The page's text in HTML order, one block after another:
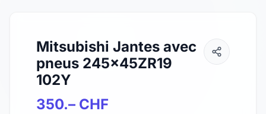
Mitsubishi Jantes avec
pneus 245x45ZR19
102Y
350.– CHF